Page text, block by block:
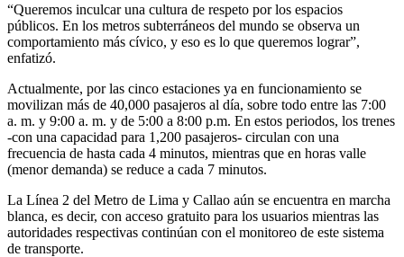
“Queremos inculcar una cultura de respeto por los espacios
públicos. En los metros subterráneos del mundo se observa un
comportamiento más cívico, y eso es lo que queremos lograr”,
enfatizó.
Actualmente, por las cinco estaciones ya en funcionamiento se
movilizan más de 40,000 pasajeros al día, sobre todo entre las 7:00
a. m. y 9:00 a. m. y de 5:00 a 8:00 p.m. En estos periodos, los trenes
-con una capacidad para 1,200 pasajeros- circulan con una
frecuencia de hasta cada 4 minutos, mientras que en horas valle
(menor demanda) se reduce a cada 7 minutos.
La Línea 2 del Metro de Lima y Callao aún se encuentra en marcha
blanca, es decir, con acceso gratuito para los usuarios mientras las
autoridades respectivas continúan con el monitoreo de este sistema
de transporte.